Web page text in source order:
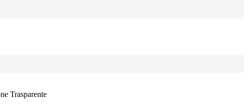
Trasparente